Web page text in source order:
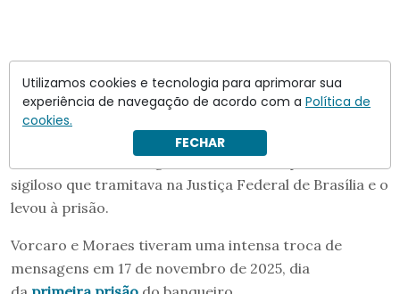
As mensagens também sugerem que Vorcaro
conversou com o magistrado sobre o inquérito
sigiloso que tramitava na Justiça Federal de Brasília e o
levou à prisão.
Vorcaro e Moraes tiveram uma intensa troca de
mensagens em 17 de novembro de 2025, dia
Utilizamos cookies e tecnologia para aprimorar sua
experiência de navegação de acordo com a Política de
cookies.
FECHAR